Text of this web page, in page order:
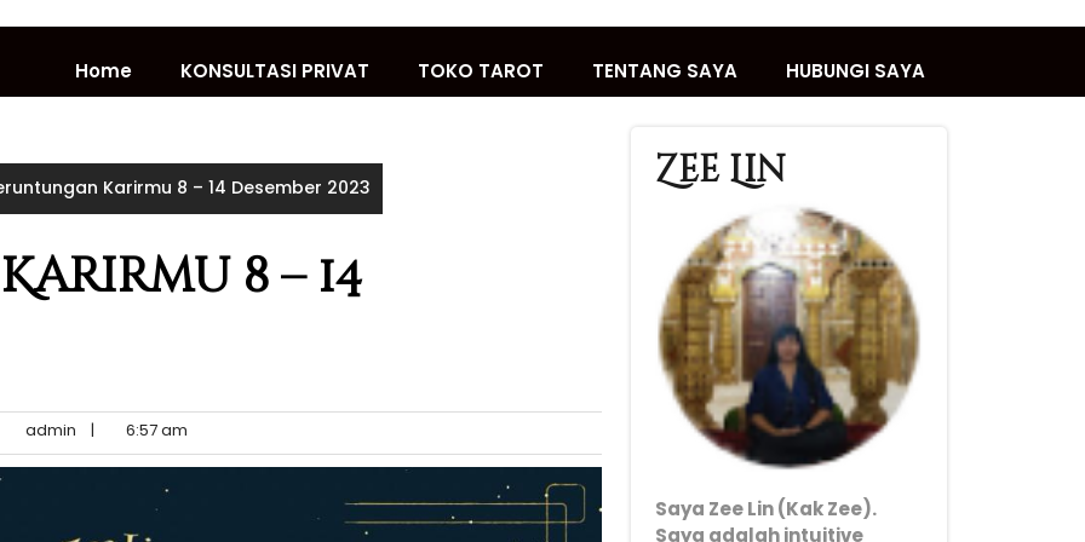
Home KONSULTASI PRIVAT TOKO TAROT TENTANG SAYA HUBUNGI SAYA
Karirmu 8 – 14 Desember 2023
8 – 14
admin | 6:57 am
Zee Lin
Saya Zee Lin (Kak Zee).
Saya adalah intuitive